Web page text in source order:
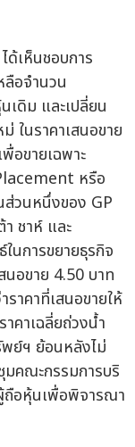
เห็นชอบการ
อจำนวน
ดิม และเปลี่ยน
ในราคาเสนอขาย
อขายเฉพาะ
หรือ
ส่วนหนึ่งของ GP
ชาห์ และ
นการขยายธุรกิจ
อขาย 4.50 บาท
าคาที่เสนอขายให้
คาเฉลี่ยถ่วงน้ำ
ย์ฯ ย้อนหลังไม่
คณะกรรมการบริ
ถือหุ้นเพื่อพิจารณา